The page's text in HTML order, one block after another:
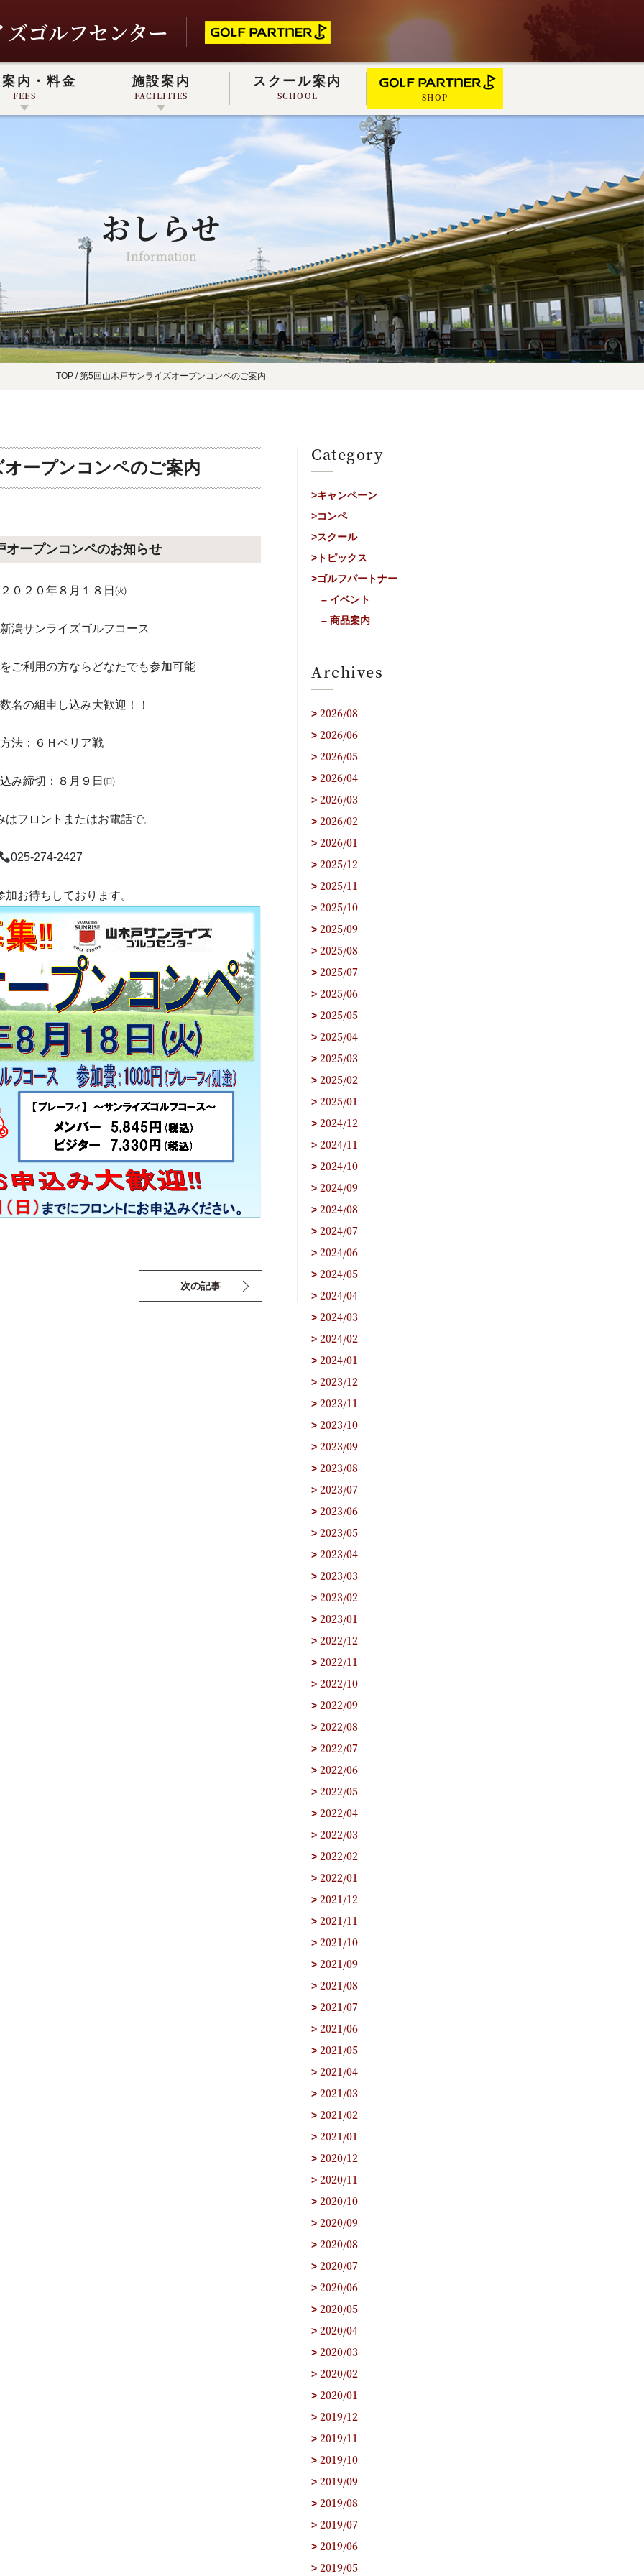
ゴルフセンター
内・料金
FEES
施設案内
FACILITIES
スクール案内
SCHOOL SHOP
おしらせ
Information
TOP /第5回山木戸サンライズオープンコンペのご案内
ープンコンペのご案内
オープンコンペのお知らせ
０２０年８月１８日㈫
潟サンライズゴルフコース
ご利用の方ならどなたでも参加可能
名の組申し込み大歓迎！！
法：６Ｈペリア戦
み締切：８月９日㈰
フロントまたはお電話で。
025-274-2427
加お待ちしております。
次の記事
Category
>キャンペーン
>コンペ
>スクール
>トピックス
>ゴルフパートナー
– イベント
– 商品案内
Archives
> 2026/08
> 2026/06
> 2026/05
> 2026/04
> 2026/03
> 2026/02
> 2026/01
> 2025/12
> 2025/11
> 2025/10
> 2025/09
> 2025/08
> 2025/07
> 2025/06
> 2025/05
> 2025/04
> 2025/03
> 2025/02
> 2025/01
> 2024/12
> 2024/11
> 2024/10
> 2024/09
> 2024/08
> 2024/07
> 2024/06
> 2024/05
> 2024/04
> 2024/03
> 2024/02
> 2024/01
> 2023/12
> 2023/11
> 2023/10
> 2023/09
> 2023/08
> 2023/07
> 2023/06
> 2023/05
> 2023/04
> 2023/03
> 2023/02
> 2023/01
> 2022/12
> 2022/11
> 2022/10
> 2022/09
> 2022/08
> 2022/07
> 2022/06
> 2022/05
> 2022/04
> 2022/03
> 2022/02
> 2022/01
> 2021/12
> 2021/11
> 2021/10
> 2021/09
> 2021/08
> 2021/07
> 2021/06
> 2021/05
> 2021/04
> 2021/03
> 2021/02
> 2021/01
> 2020/12
> 2020/11
> 2020/10
> 2020/09
> 2020/08
> 2020/07
> 2020/06
> 2020/05
> 2020/04
> 2020/03
> 2020/02
> 2020/01
> 2019/12
> 2019/11
> 2019/10
> 2019/09
> 2019/08
> 2019/07
> 2019/06
> 2019/05